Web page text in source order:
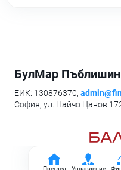
Преглед Управление
БулМар
ЕИК: 130876370,
София, ул. Найчо Цанов